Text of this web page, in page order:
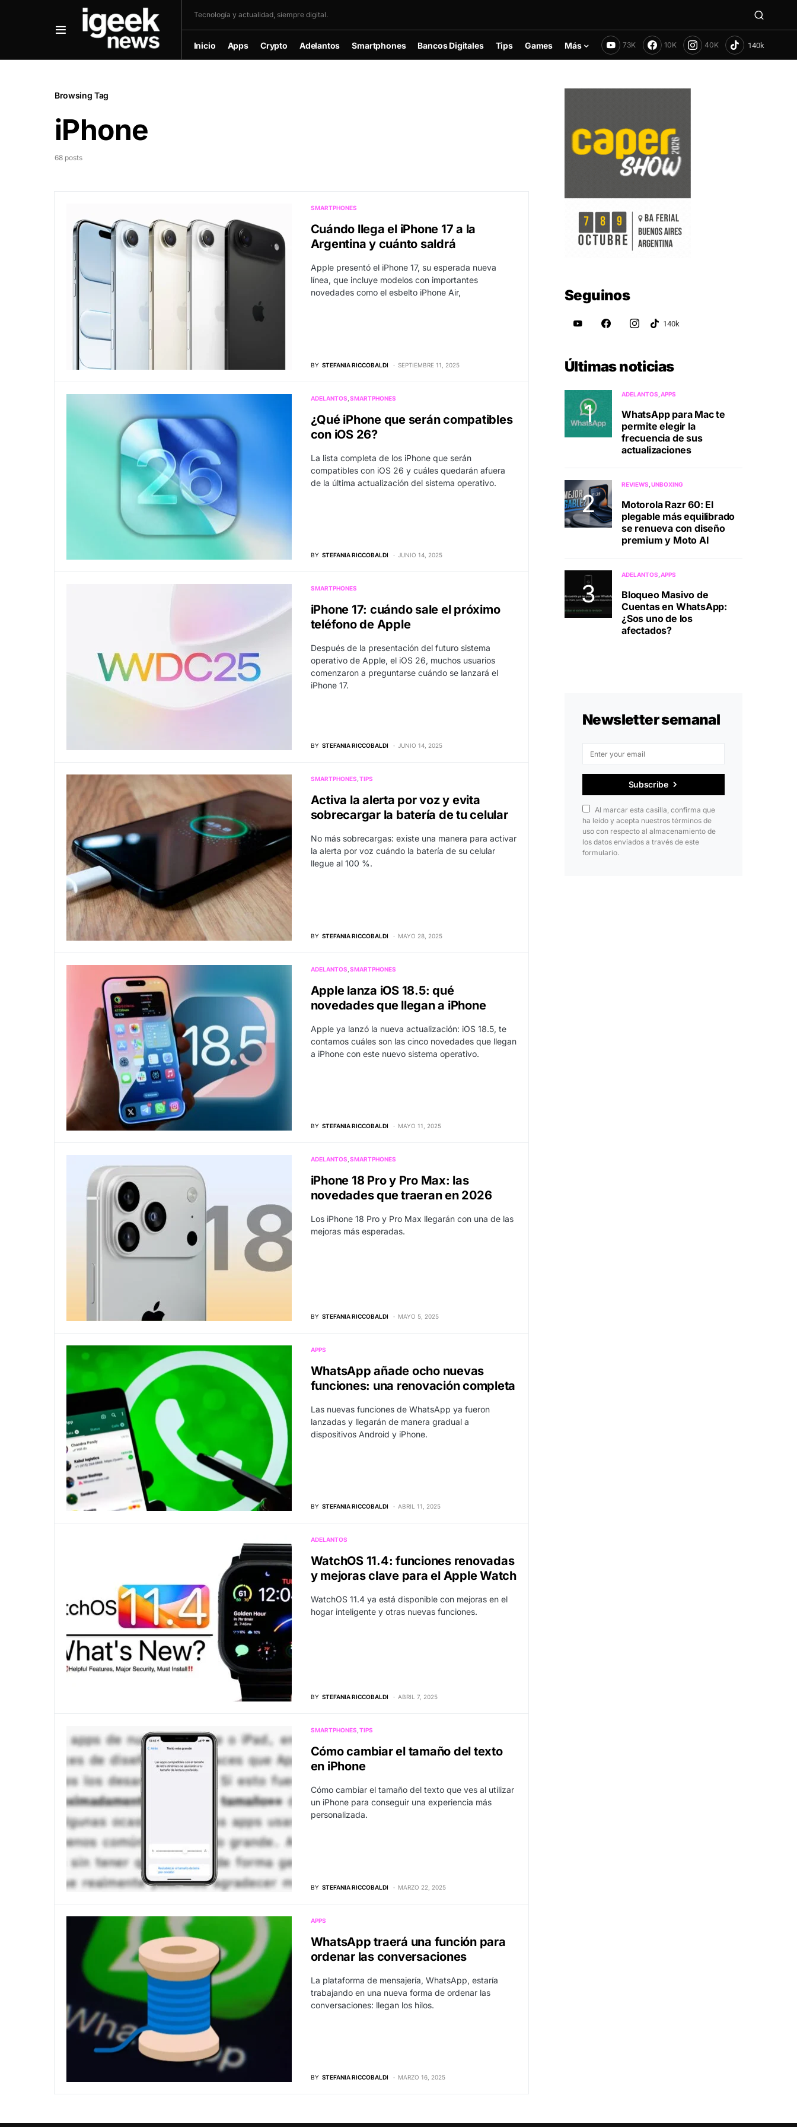
Tecnología y actualidad, siempre digital.
Inicio Apps Crypto Adelantos Smartphones Bancos Digitales Tips Games Más 73K 10K 40K
Browsing Tag
iPhone
68 posts
SMARTPHONES
Cuándo llega el iPhone 17 a la
Argentina y cuánto saldrá
Apple presentó el iPhone 17, su esperada nueva
línea, que incluye modelos con importantes
novedades como el esbelto iPhone Air,
BY STEFANIA RICCOBALDI SEPTIEMBRE 11, 2025
ADELANTOS SMARTPHONES
¿Qué iPhone que serán compatibles
con iOS 26?
La lista completa de los iPhone que serán
compatibles con iOS 26 y cuáles quedarán afuera
de la última actualización del sistema operativo.
BY STEFANIA RICCOBALDI JUNIO 14, 2025
SMARTPHONES
iPhone 17: cuándo sale el próximo
teléfono de Apple
Después de la presentación del futuro sistema
operativo de Apple, el iOS 26, muchos usuarios
comenzaron a preguntarse cuándo se lanzará el
iPhone 17.
BY STEFANIA RICCOBALDI JUNIO 14, 2025
SMARTPHONES TIPS
Activa la alerta por voz y evita
sobrecargar la batería de tu celular
No más sobrecargas: existe una manera para activar
la alerta por voz cuándo la batería de su celular
llegue al 100 %.
BY STEFANIA RICCOBALDI MAYO 28, 2025
ADELANTOS SMARTPHONES
Apple lanza iOS 18.5: qué
novedades que llegan a iPhone
Apple ya lanzó la nueva actualización: iOS 18.5, te
contamos cuáles son las cinco novedades que llegan
a iPhone con este nuevo sistema operativo.
BY STEFANIA RICCOBALDI MAYO 11, 2025
ADELANTOS SMARTPHONES
iPhone 18 Pro y Pro Max: las
novedades que traeran en 2026
Los iPhone 18 Pro y Pro Max llegarán con una de las
mejoras más esperadas.
BY STEFANIA RICCOBALDI MAYO 5, 2025
APPS
WhatsApp añade ocho nuevas
funciones: una renovación completa
Las nuevas funciones de WhatsApp ya fueron
lanzadas y llegarán de manera gradual a
dispositivos Android y iPhone.
BY STEFANIA RICCOBALDI ABRIL 11, 2025
ADELANTOS
WatchOS 11.4: funciones renovadas
y mejoras clave para el Apple Watch
WatchOS 11.4 ya está disponible con mejoras en el
hogar inteligente y otras nuevas funciones.
BY STEFANIA RICCOBALDI ABRIL 7, 2025
SMARTPHONES TIPS
Cómo cambiar el tamaño del texto
en iPhone
Cómo cambiar el tamaño del texto que ves al utilizar
un iPhone para conseguir una experiencia más
personalizada.
BY STEFANIA RICCOBALDI MARZO 22, 2025
APPS
WhatsApp traerá una función para
ordenar las conversaciones
La plataforma de mensajería, WhatsApp, estaría
trabajando en una nueva forma de ordenar las
conversaciones: llegan los hilos.
BY STEFANIA RICCOBALDI MARZO 16, 2025
Seguinos
Últimas noticias
ADELANTOS APPS
WhatsApp para Mac te
permite elegir la
frecuencia de sus
actualizaciones
REVIEWS UNBOXING
Motorola Razr 60: El
plegable más equilibrado
se renueva con diseño
premium y Moto AI
ADELANTOS APPS
Bloqueo Masivo de
Cuentas en WhatsApp:
¿Sos uno de los
afectados?
Newsletter semanal
Subscribe
Al marcar esta casilla, confirma que
ha leído y acepta nuestros términos de
uso con respecto al almacenamiento de
los datos enviados a través de este
formulario.